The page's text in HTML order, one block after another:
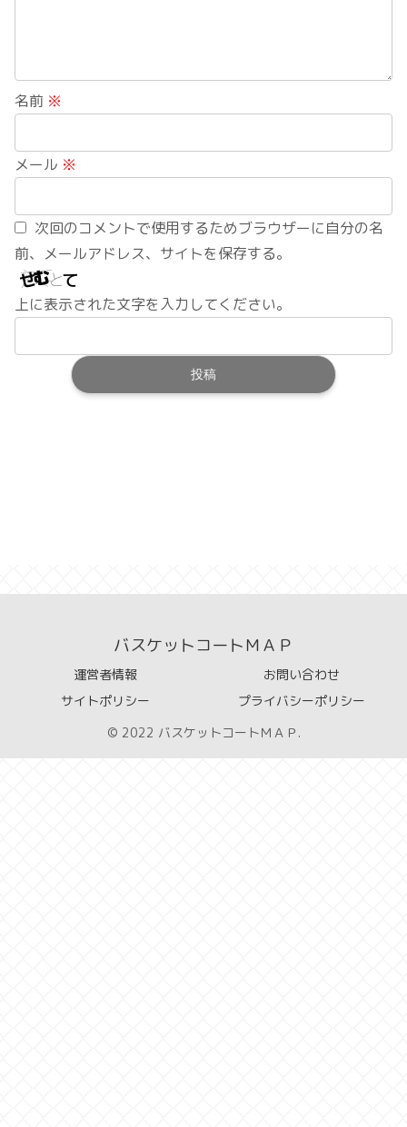
名前 ※
メール ※
次回のコメントで使用するためブラウザーに自分の名
前、メールアドレス、サイトを保存する。
上に表示された文字を入力してください。
バスケットコートＭＡＰ
運営者情報
お問い合わせ
サイトポリシー
プライバシーポリシー
© 2022 バスケットコートＭＡＰ.